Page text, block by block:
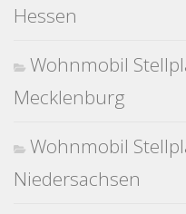
Hessen
Wohnmobil
Mecklenburg
Wohnmobil
Niedersachsen